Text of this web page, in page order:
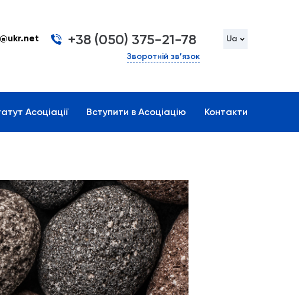
+38 (050) 375-21-78
Зворотній зв’язок
Ua
Асоціації Вступити в Асоціацію Контакти